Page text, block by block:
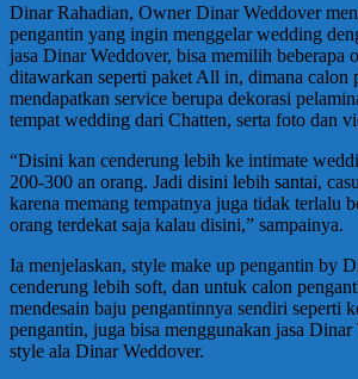
Dinar Rahadian, Owner Dinar Weddover
pengantin yang ingin menggelar wedding
jasa Dinar Weddover, bisa memilih beberapa
ditawarkan seperti paket All in, dimana calon
mendapatkan service berupa dekorasi
tempat wedding dari Chatten, serta foto dan
“Disini kan cenderung lebih ke intimate
200-300 an orang. Jadi disini lebih santai,
karena memang tempatnya juga tidak terlalu
orang terdekat saja kalau disini,” sampainya.
Ia menjelaskan, style make up pengantin by
cenderung lebih soft, dan untuk calon
mendesain baju pengantinnya sendiri seperti
pengantin, juga bisa menggunakan jasa Dinar
style ala Dinar Weddover.